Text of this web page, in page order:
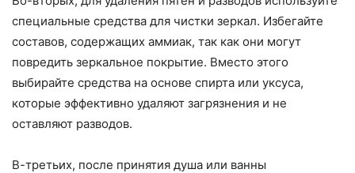
специальные средства для чистки зеркал. Избегайте
составов, содержащих аммиак, так как они могут
повредить зеркальное покрытие. Вместо этого
выбирайте средства на основе спирта или уксуса,
которые эффективно удаляют загрязнения и не
оставляют разводов.
В-третьих, после принятия душа или ванны